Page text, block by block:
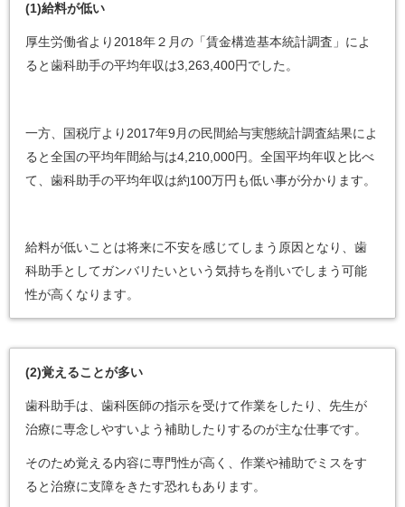
(1)給料が低い
厚生労働省より2018年２月の「賃金構造基本統計調査」によ
ると歯科助手の平均年収は3,263,400円でした。
一方、国税庁より2017年9月の民間給与実態統計調査結果によ
ると全国の平均年間給与は4,210,000円。全国平均年収と比べ
て、歯科助手の平均年収は約100万円も低い事が分かります。
給料が低いことは将来に不安を感じてしまう原因となり、歯
科助手としてガンバリたいという気持ちを削いでしまう可能
性が高くなります。
(2)覚えることが多い
歯科助手は、歯科医師の指示を受けて作業をしたり、先生が
治療に専念しやすいよう補助したりするのが主な仕事です。
そのため覚える内容に専門性が高く、作業や補助でミスをす
ると治療に支障をきたす恐れもあります。